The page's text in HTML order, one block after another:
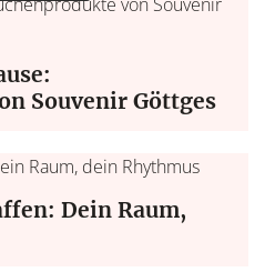
Souvenir Göttges
Dein Raum,